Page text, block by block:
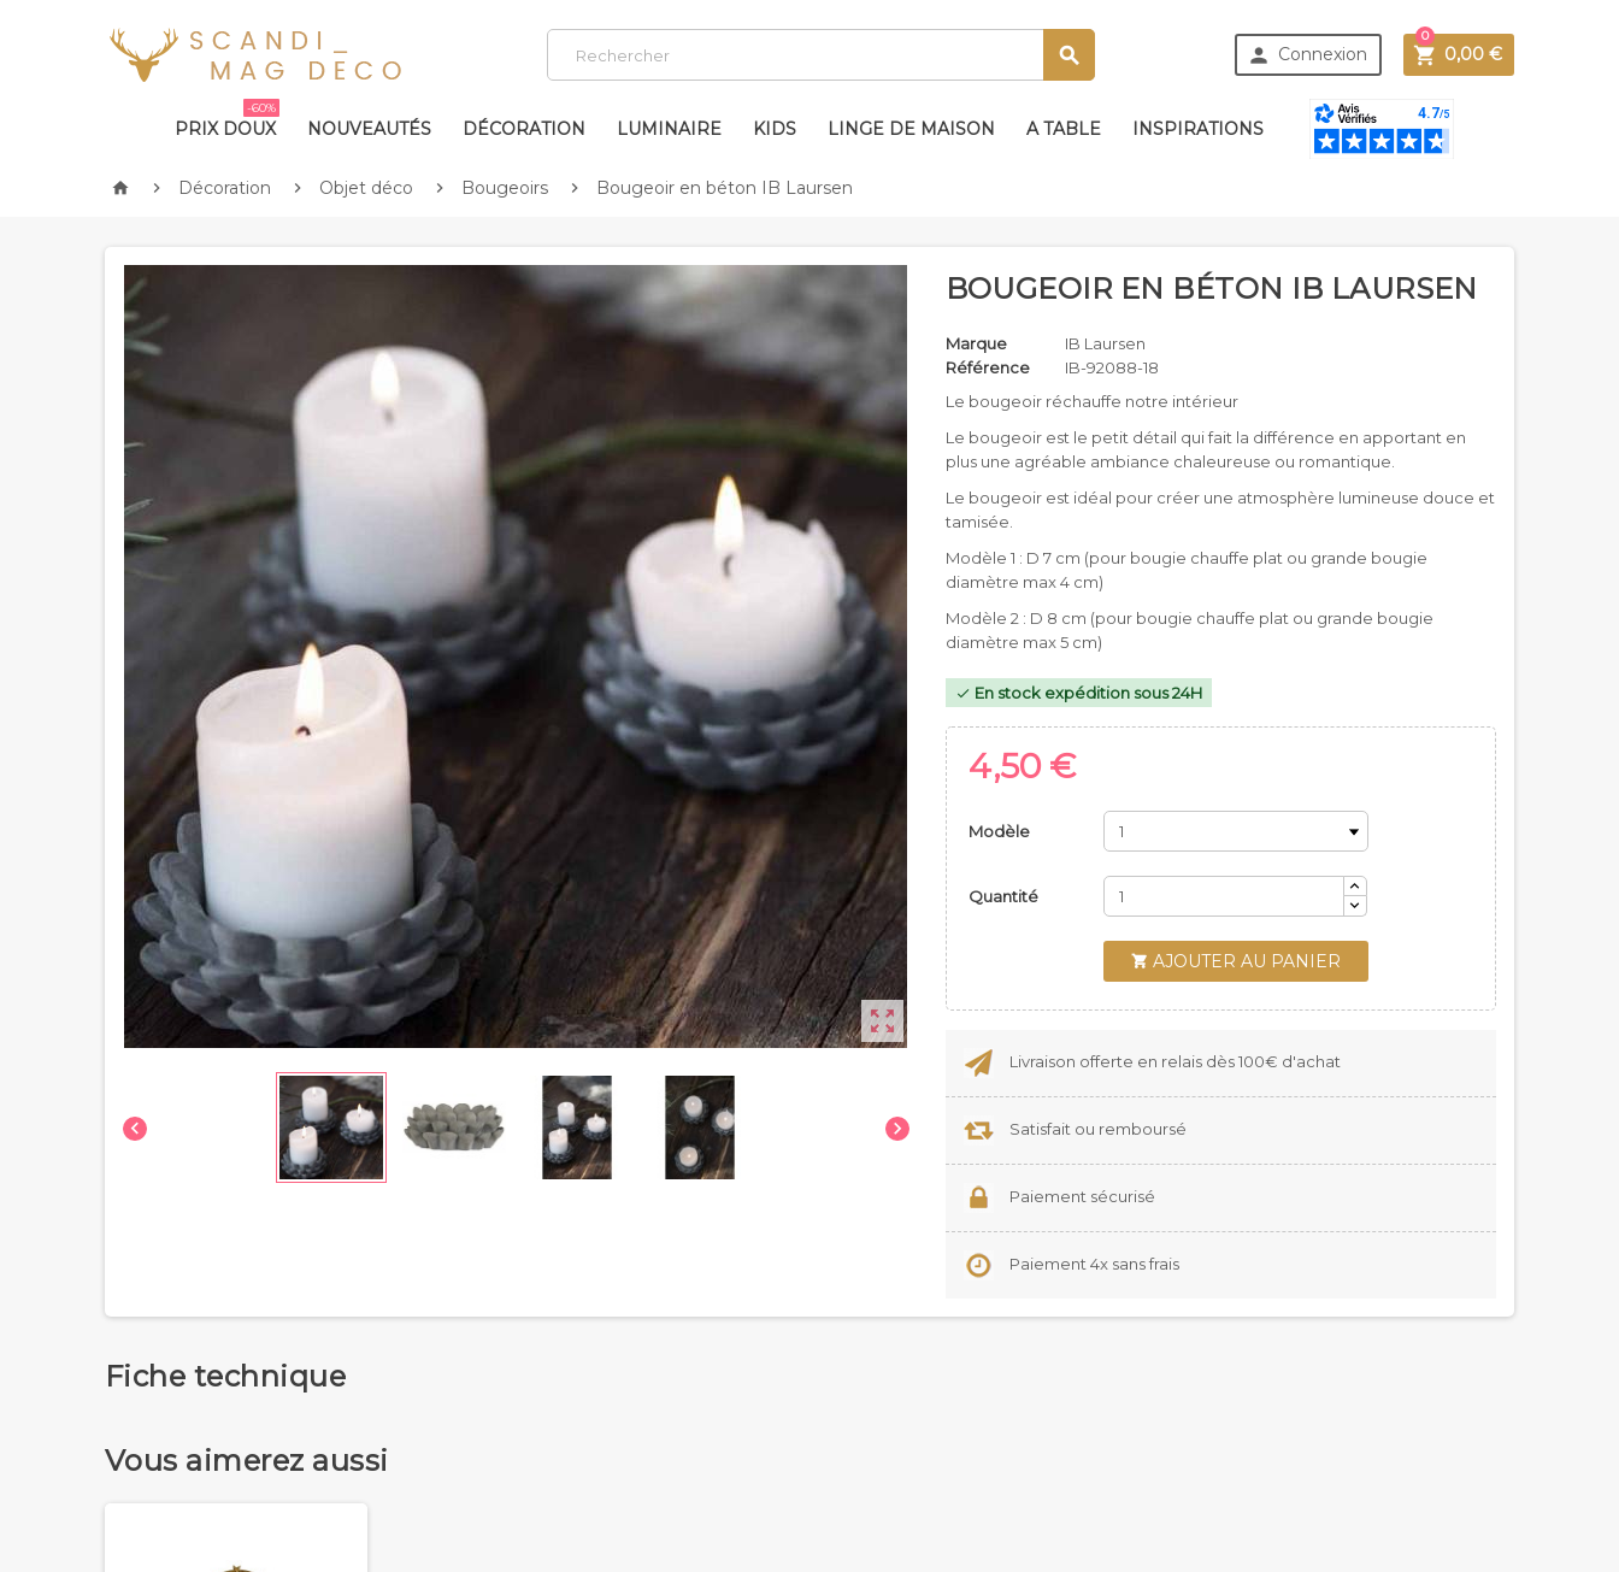
  Connexion  0,00 €
0
PRIX DOUX
-60%
NOUVEAUTÉS DÉCORATION LUMINAIRE KIDS LINGE DE MAISON A TABLE INSPIRATIONS
  Décoration  Objet déco  Bougeoirs  Bougeoir en béton IB Laursen

 
BOUGEOIR EN BÉTON IB LAURSEN
Marque
IB Laursen
Référence
IB-92088-18
Le bougeoir réchauffe notre intérieur
Le bougeoir est le petit détail qui fait la différence en apportant en
plus une agréable ambiance chaleureuse ou romantique.
Le bougeoir est idéal pour créer une atmosphère lumineuse douce et
tamisée.
Modèle 1 : D 7 cm (pour bougie chauffe plat ou grande bougie
diamètre max 4 cm)
Modèle 2 : D 8 cm (pour bougie chauffe plat ou grande bougie
diamètre max 5 cm)
 En stock expédition sous 24H
4,50 €
Modèle
Quantité
 AJOUTER AU PANIER
Livraison offerte en relais dès 100€ d'achat
Satisfait ou remboursé
Paiement sécurisé
Paiement 4x sans frais
Fiche technique
Vous aimerez aussi